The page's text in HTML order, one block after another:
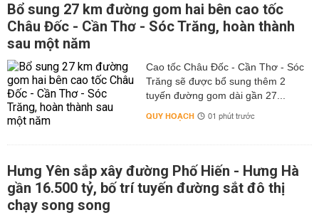
Bổ sung 27 km đường gom hai bên cao tốc
Châu Đốc - Cần Thơ - Sóc Trăng, hoàn thành
sau một năm
Cao tốc Châu Đốc - Cần Thơ - Sóc
Trăng sẽ được bổ sung thêm 2
tuyến đường gom dài gần 27...
QUY HOẠCH 01 phút trước
Hưng Yên sắp xây đường Phố Hiến - Hưng Hà
gần 16.500 tỷ, bố trí tuyến đường sắt đô thị
chạy song song